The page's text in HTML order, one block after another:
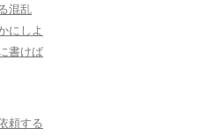
混乱
にしよ
書けば
頼する